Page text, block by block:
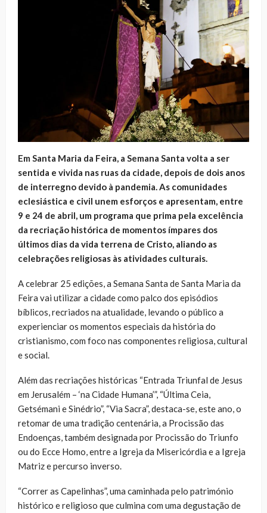
Em Santa Maria da Feira, a Semana Santa volta a ser
sentida e vivida nas ruas da cidade, depois de dois anos
de interregno devido à pandemia. As comunidades
eclesiástica e civil unem esforços e apresentam, entre
9 e 24 de abril, um programa que prima pela excelência
da recriação histórica de momentos ímpares dos
últimos dias da vida terrena de Cristo, aliando as
celebrações religiosas às atividades culturais.
A celebrar 25 edições, a Semana Santa de Santa Maria da
Feira vai utilizar a cidade como palco dos episódios
bíblicos, recriados na atualidade, levando o público a
experienciar os momentos especiais da história do
cristianismo, com foco nas componentes religiosa, cultural
e social.
Além das recriações históricas “Entrada Triunfal de Jesus
em Jerusalém – ‘na Cidade Humana’”, “Última Ceia,
Getsémani e Sinédrio”, “Via Sacra”, destaca-se, este ano, o
retomar de uma tradição centenária, a Procissão das
Endoenças, também designada por Procissão do Triunfo
ou do Ecce Homo, entre a Igreja da Misericórdia e a Igreja
Matriz e percurso inverso.
“Correr as Capelinhas”, uma caminhada pelo património
histórico e religioso que culmina com uma degustação de